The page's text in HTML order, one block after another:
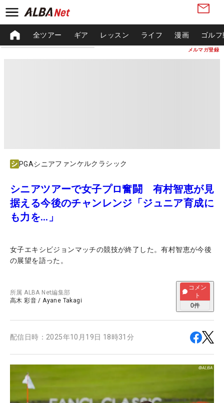
メルマガ登録
全ツアー ギア レッスン ライフ 漫画 ゴル
PGAシニアファンケルクラシック
シニアツアーで女子プロ奮闘 有村智恵が見
据える今後のチャンレンジ「ジュニア育成に
も力を…」
女子エキシビジョンマッチの競技が終了した。有村智恵が今後
の展望を語った。
所属ALBA Net編集部
高木 彩音 /Ayane Takagi
コメン
ト
0件
配信日時： 2025年10月19日 18時31分